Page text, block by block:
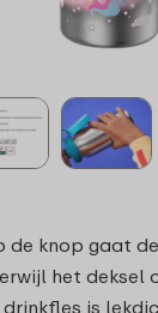
de knop gaat
het deksel
is